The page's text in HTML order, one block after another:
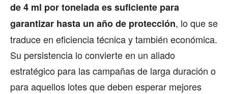
de 4 ml por tonelada es suficiente para
garantizar hasta un año de protección, lo que se
traduce en eficiencia técnica y también económica.
Su persistencia lo convierte en un aliado
estratégico para las campañas de larga duración o
para aquellos lotes que deben esperar mejores